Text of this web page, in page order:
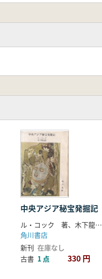
中央アジア秘宝発掘記
ル・コック 著、木下龍也 訳
角川書店
新刊 在庫なし
古書 1 点 330 円